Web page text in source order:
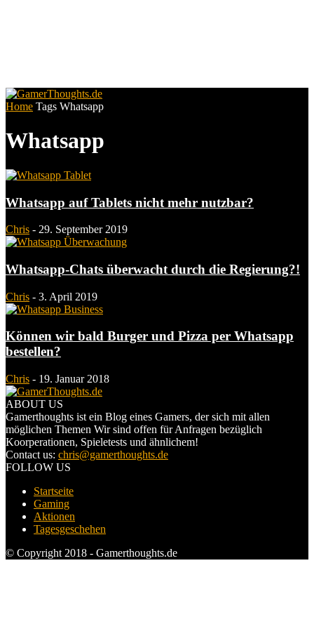
Home Tags Whatsapp
Whatsapp
Whatsapp auf Tablets nicht mehr nutzbar?
Chris - 29. September 2019
Whatsapp-Chats überwacht durch die Regierung?!
Chris - 3. April 2019
Können wir bald Burger und Pizza per Whatsapp
bestellen?
Chris - 19. Januar 2018
ABOUT US
Gamerthoughts ist ein Blog eines Gamers, der sich mit allen
möglichen Themen Wir sind offen für Anfragen bezüglich
Koorperationen, Spieletests und ähnlichem!
Contact us: chris@gamerthoughts.de
FOLLOW US
Startseite
Gaming
Aktionen
Tagesgeschehen
© Copyright 2018 - Gamerthoughts.de